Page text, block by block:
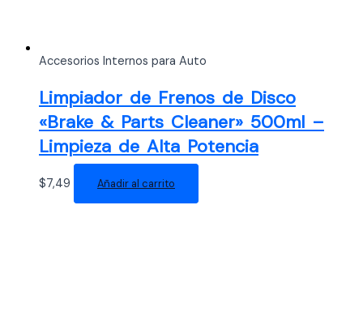
Accesorios Internos para Auto
Limpiador de Frenos de Disco
«Brake & Parts Cleaner» 500ml –
Limpieza de Alta Potencia
$7,49 Añadir al carrito